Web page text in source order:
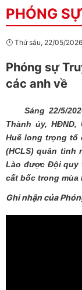
PHÓNG
Thứ sáu, 22/05/2026
Phóng sự
các anh về
Sáng 22/5/
Thành ủy, HĐND,
Huế long trọng tổ
(HCLS) quân tình
Lào được Đội quy
cất bốc trong mùa
Ghi nhận của